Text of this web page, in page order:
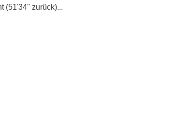
(51'34'' zurück)...